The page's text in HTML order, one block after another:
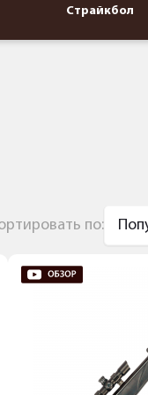
Страйкбол
по: